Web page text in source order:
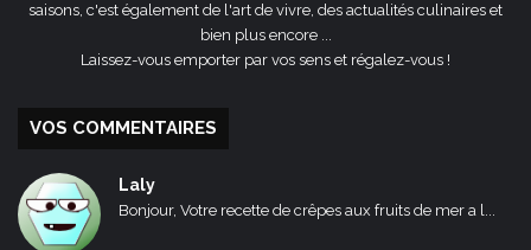
saisons, c'est également de l'art de vivre, des actualités culinaires et
bien plus encore ...
Laissez-vous emporter par vos sens et régalez-vous !
VOS COMMENTAIRES
Laly
Bonjour, Votre recette de crêpes aux fruits de mer a l...